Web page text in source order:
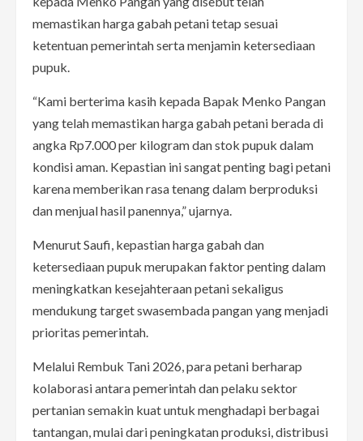
memastikan harga gabah petani tetap sesuai
ketentuan pemerintah serta menjamin ketersediaan
pupuk.
“Kami berterima kasih kepada Bapak Menko Pangan
yang telah memastikan harga gabah petani berada di
angka Rp7.000 per kilogram dan stok pupuk dalam
kondisi aman. Kepastian ini sangat penting bagi petani
karena memberikan rasa tenang dalam berproduksi
dan menjual hasil panennya,” ujarnya.
Menurut Saufi, kepastian harga gabah dan
ketersediaan pupuk merupakan faktor penting dalam
meningkatkan kesejahteraan petani sekaligus
mendukung target swasembada pangan yang menjadi
prioritas pemerintah.
Melalui Rembuk Tani 2026, para petani berharap
kolaborasi antara pemerintah dan pelaku sektor
pertanian semakin kuat untuk menghadapi berbagai
tantangan, mulai dari peningkatan produksi, distribusi